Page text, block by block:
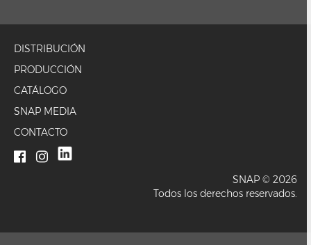
DISTRIBUCIÓN
PRODUCCIÓN
CATÁLOGO
SNAP MEDIA
CONTACTO
SNAP © 2026
Todos los derechos reservados.